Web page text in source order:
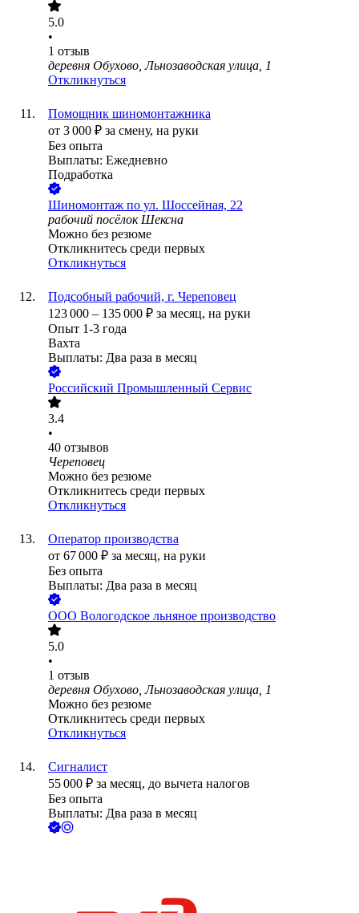
5.0
•
1 отзыв
деревня Обухово, Льнозаводская улица, 1
Откликнуться
Помощник шиномонтажника
от 3 000 ₽ за смену, на руки
Без опыта
Выплаты: Ежедневно
Подработка
Шиномонтаж по ул. Шоссейная, 22
рабочий посёлок Шексна
Можно без резюме
Откликнитесь среди первых
Откликнуться
Подсобный рабочий, г. Череповец
123 000 – 135 000 ₽ за месяц, на руки
Опыт 1-3 года
Вахта
Выплаты: Два раза в месяц
Российский Промышленный Сервис
3.4
•
40 отзывов
Череповец
Можно без резюме
Откликнитесь среди первых
Откликнуться
Оператор производства
от 67 000 ₽ за месяц, на руки
Без опыта
Выплаты: Два раза в месяц
ООО Вологодское льняное производство
5.0
•
1 отзыв
деревня Обухово, Льнозаводская улица, 1
Можно без резюме
Откликнитесь среди первых
Откликнуться
Сигналист
55 000 ₽ за месяц, до вычета налогов
Без опыта
Выплаты: Два раза в месяц